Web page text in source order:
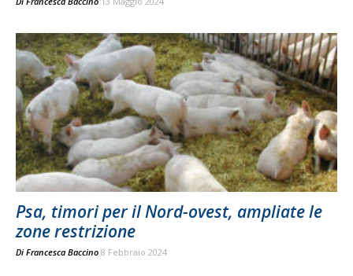
Psa, timori per il Nord-ovest, ampliate le
zone restrizione
Di Francesca Baccino 8 Febbraio 2024